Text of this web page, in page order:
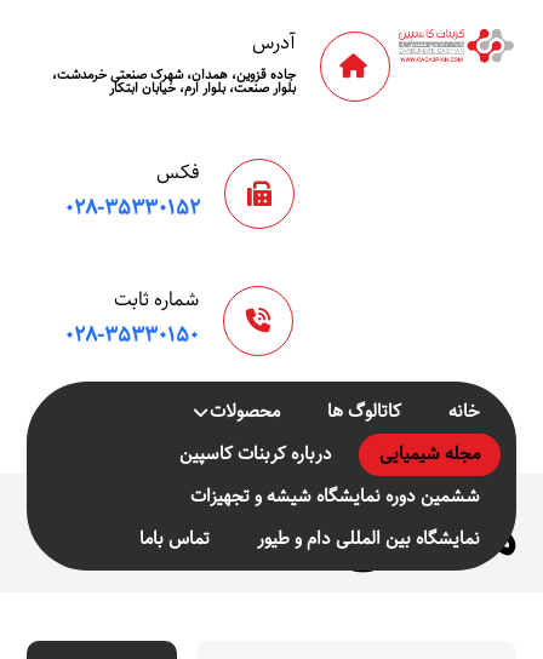
آدرس
جاده قزوین، همدان، شهرک صنعتی خرمدشت،
بلوار صنعت، بلوار ارم، خیابان ابتکار
فکس
۰۲۸-۳۵۳۳۰۱۵۲
شماره ثابت
۰۲۸-۳۵۳۳۰۱۵۰
خانه کاتالوگ ها
محصولات
مجله شیمیایی
درباره کربنات کاسپین
ششمین دوره نمایشگاه شیشه و تجهیزات
نمایشگاه بین المللی دام و طیور
تماس باما مستربچ